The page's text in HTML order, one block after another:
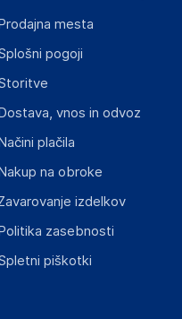
skladnost izdelka z
embalaži izdelka in lahko
mesta
pogoji
vnos in odvoz
plačila
na obroke
izdelkov
zasebnosti
piškotki